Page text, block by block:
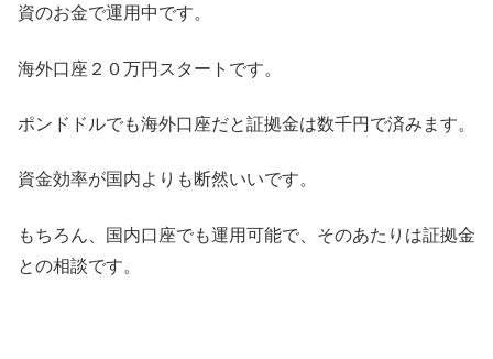
資のお金で運用中です。
海外口座２０万円スタートです。
ポンドドルでも海外口座だと証拠金は数千円で済みます。
資金効率が国内よりも断然いいです。
もちろん、国内口座でも運用可能で、そのあたりは証拠金
との相談です。